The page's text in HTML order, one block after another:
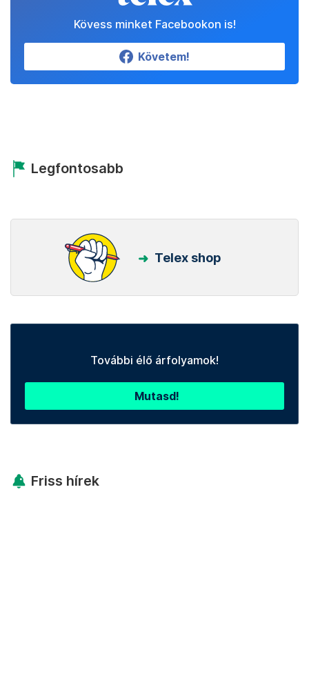
Kövess minket Facebookon is!
Követem!
Legfontosabb
Telex shop
További élő árfolyamok!
Mutasd!
Friss hírek